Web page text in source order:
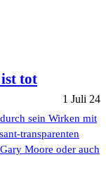
tot
1 Juli 24
sein Wirken mit
transparenten
Moore oder auch